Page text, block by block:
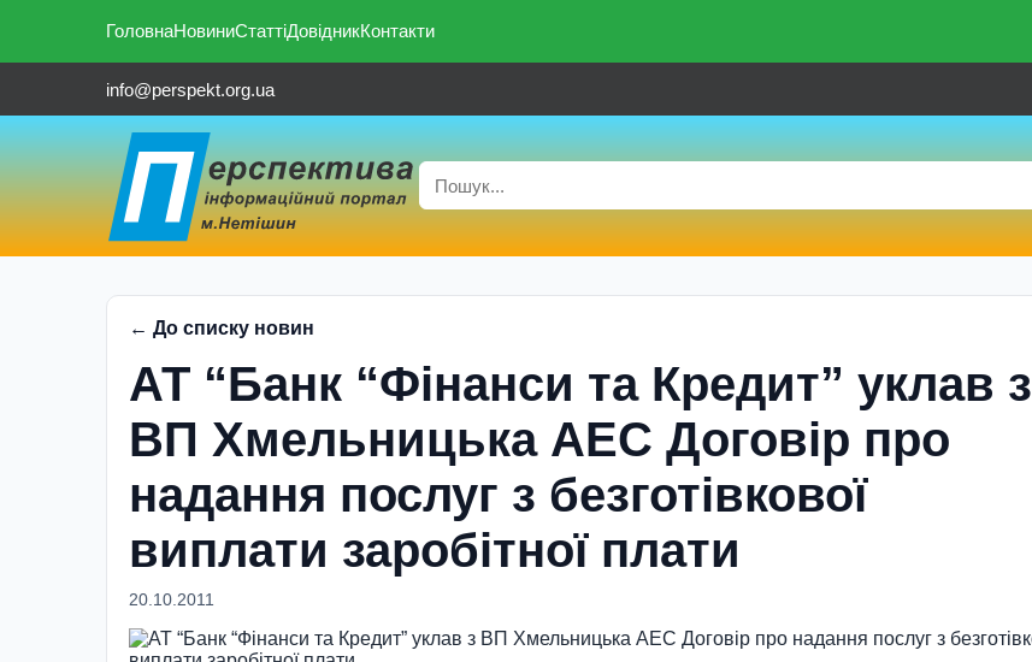
ГоловнаНовиниСтаттіДовідникКонтакти
info@perspekt.org.ua
← До списку новин
АТ “Банк “Фінанси та Кредит” уклав з
ВП Хмельницька АЕС Договір про
надання послуг з безготівкової
виплати заробітної плати
20.10.2011